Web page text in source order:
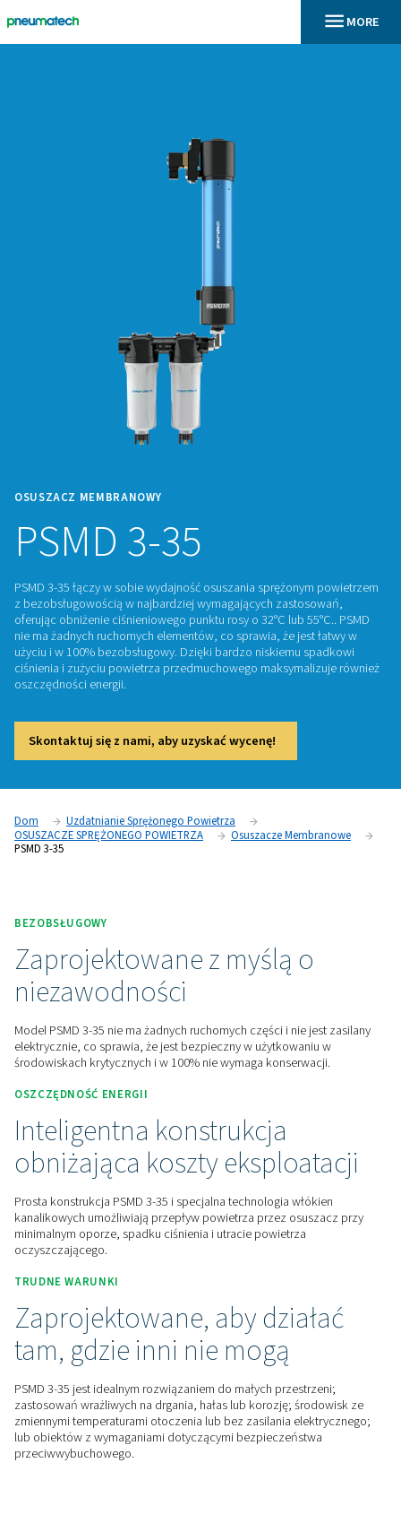
OSUSZACZ MEMBRANOWY
PSMD 3-35
PSMD 3-35 łączy w sobie wydajność osuszania
z bezobsługowością w najbardziej wymagających
nie ma żadnych ruchomych elementów, co sprawia, że jest
użyciu i w 100% bezobsługowy. Dzięki bardzo niskiemu
ciśnienia i zużyciu powietrza przedmuchowego
oszczędności energii.
Skontaktuj się z nami, aby uzyskać wycenę!
Dom
Uzdatnianie Sprężonego Powietrza
OSUSZACZE SPRĘŻONEGO POWIETRZA
Osuszacze
PSMD 3-35
BEZOBSŁUGOWY
Zaprojektowane z myślą o
niezawodności
Model PSMD 3-35 nie ma żadnych ruchomych części i nie
elektrycznie, co sprawia, że jest bezpieczny w
środowiskach krytycznych i w 100% nie wymaga
OSZCZĘDNOŚĆ ENERGII
Inteligentna konstrukcja
obniżająca koszty